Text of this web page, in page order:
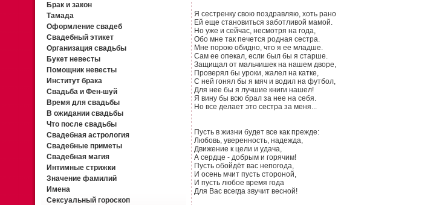
Брак и закон
Тамада
Оформление свадеб
Свадебный этикет
Организация свадьбы
Букет невесты
Помощник невесты
Институт брака
Свадьба и Фен-шуй
Время для свадьбы
В ожидании свадьбы
Что после свадьбы
Свадебная астрология
Свадебные приметы
Свадебная магия
Интимные стрижки
Значение фамилий
Имена
Сексуальный гороскоп
Я сестренку свою поздравляю, хоть рано
Ей еще становиться заботливой мамой.
Но уже и сейчас, несмотря на года,
Обо мне так печется родная сестра.
Мне порою обидно, что я ее младше.
Сам ее опекал, если был бы я старше.
Защищал от мальчишек на нашем дворе,
Проверял бы уроки, жалел на катке,
С ней гонял бы я мяч и водил на футбол,
Для нее бы я лучшие книги нашел!
Я вину бы всю брал за нее на себя.
Но все делает это сестра за меня...
Пусть в жизни будет все как прежде:
Любовь, уверенность, надежда,
Движение к цели и удача,
А сердце - добрым и горячим!
Пусть обойдёт вас непогода,
И осень мчит пусть стороной,
И пусть любое время года
Для Вас всегда звучит весной!